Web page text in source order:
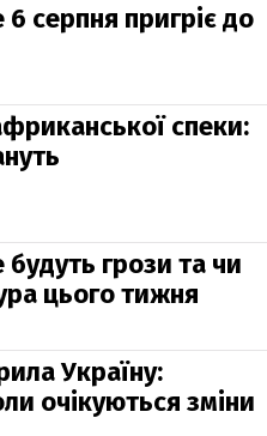
6 серпня пригріє до
спеки:
будуть грози та чи
цього тижня
Україну:
очікуються зміни